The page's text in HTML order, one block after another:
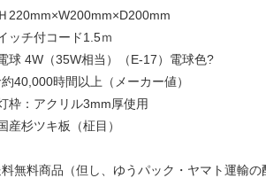
220mm×W200mm×D200mm
ッチ付コード1.5ｍ
球 4W（35W相当）（E-17）電球色?
約40,000時間以上（メーカー値）
枠：アクリル3mm厚使用
産杉ツキ板（柾目）
無料商品（但し、ゆうパック・ヤマト運輸の